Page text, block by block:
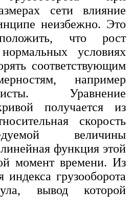
сети влияние
неизбежно. Это
что рост
условиях
соответствующим
например
Уравнение
получается из
скорость
величины
функция этой
момент времени. Из
индекса грузооборота
вывод которой